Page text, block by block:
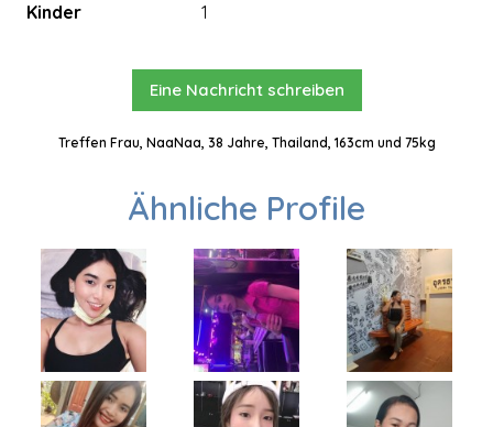
Kinder
1
Eine Nachricht schreiben
Treffen Frau, NaaNaa, 38 Jahre, Thailand, 163cm und 75kg
Ähnliche Profile